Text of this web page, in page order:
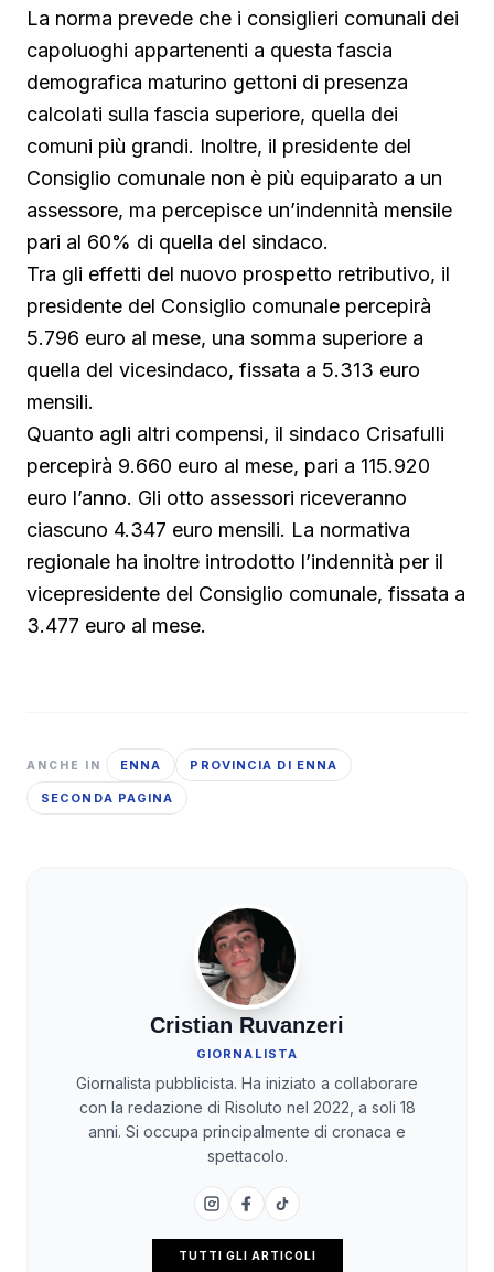
La norma prevede che i consiglieri comunali dei
capoluoghi appartenenti a questa fascia
demografica maturino gettoni di presenza
calcolati sulla fascia superiore, quella dei
comuni più grandi. Inoltre, il presidente del
Consiglio comunale non è più equiparato a un
assessore, ma percepisce un’indennità mensile
pari al 60% di quella del sindaco.
Tra gli effetti del nuovo prospetto retributivo, il
presidente del Consiglio comunale percepirà
5.796 euro al mese, una somma superiore a
quella del vicesindaco, fissata a 5.313 euro
mensili.
Quanto agli altri compensi, il sindaco Crisafulli
percepirà 9.660 euro al mese, pari a 115.920
euro l’anno. Gli otto assessori riceveranno
ciascuno 4.347 euro mensili. La normativa
regionale ha inoltre introdotto l’indennità per il
vicepresidente del Consiglio comunale, fissata a
3.477 euro al mese.
ANCHE IN ENNA PROVINCIA DI ENNA
SECONDA PAGINA
Cristian Ruvanzeri
GIORNALISTA
Giornalista pubblicista. Ha iniziato a collaborare
con la redazione di Risoluto nel 2022, a soli 18
anni. Si occupa principalmente di cronaca e
spettacolo.
TUTTI GLI ARTICOLI